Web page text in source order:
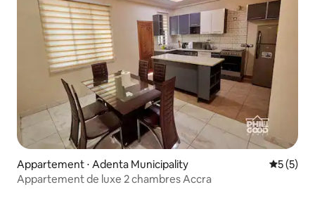
Appartement ⋅ Adenta Municipality
5 (5)
Appartement de luxe 2 chambres Accra